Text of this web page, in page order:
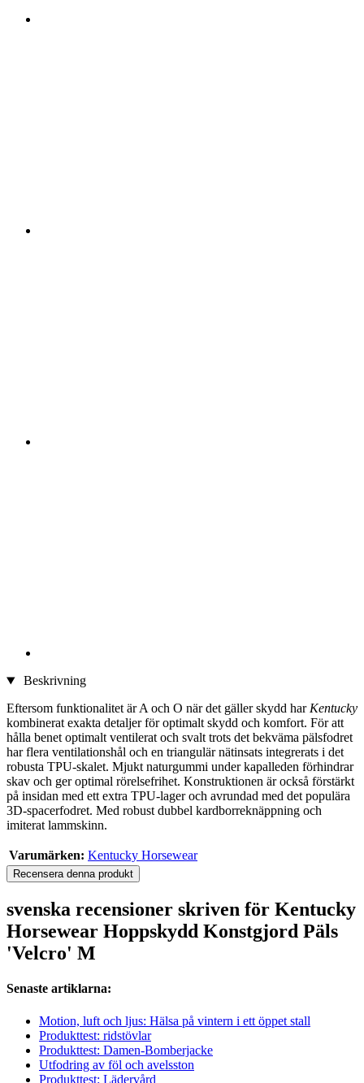
Beskrivning
Eftersom funktionalitet är A och O när det gäller skydd har Kentucky
kombinerat exakta detaljer för optimalt skydd och komfort. För att
hålla benet optimalt ventilerat och svalt trots det bekväma pälsfodret
har flera ventilationshål och en triangulär nätinsats integrerats i det
robusta TPU-skalet. Mjukt naturgummi under kapalleden förhindrar
skav och ger optimal rörelsefrihet. Konstruktionen är också förstärkt
på insidan med ett extra TPU-lager och avrundad med det populära
3D-spacerfodret. Med robust dubbel kardborreknäppning och
imiterat lammskinn.
Varumärken: Kentucky Horsewear
Recensera denna produkt
svenska recensioner skriven för Kentucky
Horsewear Hoppskydd Konstgjord Päls
'Velcro' M
Senaste artiklarna:
Motion, luft och ljus: Hälsa på vintern i ett öppet stall
Produkttest: ridstövlar
Produkttest: Damen-Bomberjacke
Utfodring av föl och avelsston
Produkttest: Lädervård